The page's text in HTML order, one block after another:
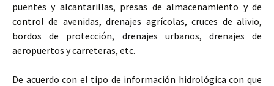
puentes y alcantarillas, presas de almacenamiento y de
control de avenidas, drenajes agrícolas, cruces de alivio,
bordos de protección, drenajes urbanos, drenajes de
aeropuertos y carreteras, etc.
De acuerdo con el tipo de información hidrológica con que